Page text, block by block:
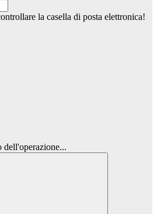
la casella di posta elettronica!
dell'operazione...